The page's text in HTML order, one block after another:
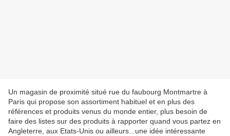
Un magasin de proximité situé rue du faubourg Montmartre à
Paris qui propose son assortiment habituel et en plus des
références et produits venus du monde entier, plus besoin de
faire des listes sur des produits à rapporter quand vous partez en
Angleterre, aux Etats-Unis ou ailleurs...une idée intéressante